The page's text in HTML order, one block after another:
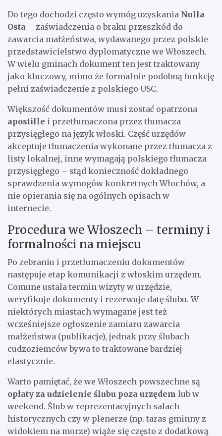
Do tego dochodzi często wymóg uzyskania Nulla
Osta – zaświadczenia o braku przeszkód do
zawarcia małżeństwa, wydawanego przez polskie
przedstawicielstwo dyplomatyczne we Włoszech.
W wielu gminach dokument ten jest traktowany
jako kluczowy, mimo że formalnie podobną funkcję
pełni zaświadczenie z polskiego USC.
Większość dokumentów musi zostać opatrzona
apostille i przetłumaczona przez tłumacza
przysięgłego na język włoski. Część urzędów
akceptuje tłumaczenia wykonane przez tłumacza z
listy lokalnej, inne wymagają polskiego tłumacza
przysięgłego – stąd konieczność dokładnego
sprawdzenia wymogów konkretnych Włochów, a
nie opierania się na ogólnych opisach w
internecie.
Procedura we Włoszech – terminy i
formalności na miejscu
Po zebraniu i przetłumaczeniu dokumentów
następuje etap komunikacji z włoskim urzędem.
Comune ustala termin wizyty w urzędzie,
weryfikuje dokumenty i rezerwuje datę ślubu. W
niektórych miastach wymagane jest też
wcześniejsze ogłoszenie zamiaru zawarcia
małżeństwa (publikacje), jednak przy ślubach
cudzoziemców bywa to traktowane bardziej
elastycznie.
Warto pamiętać, że we Włoszech powszechne są
opłaty za udzielenie ślubu poza urzędem lub w
weekend. Ślub w reprezentacyjnych salach
historycznych czy w plenerze (np. taras gminny z
widokiem na morze) wiąże się często z dodatkową